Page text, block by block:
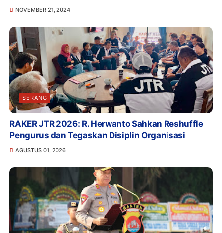
NOVEMBER 21, 2024
SERANG
RAKER JTR 2026: R. Herwanto Sahkan Reshuffle
Pengurus dan Tegaskan Disiplin Organisasi
AGUSTUS 01, 2026